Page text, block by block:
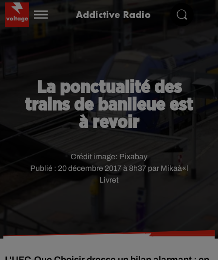
Addictive Radio
La ponctualité des
trains de banlieue est
à revoir
Publié : 20 décembre 2017 à 8h37 par Mikaà«l
Livret
Crédit image: Pixabay